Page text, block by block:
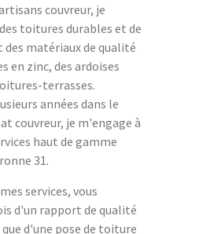
couvreur, je
toitures durables et de
matériaux de qualité
en zinc, des ardoises
terrasses.
années dans le
couvreur, je m'engage à
haut de gamme
31.
services, vous
d'un rapport de qualité
d'une pose de toiture